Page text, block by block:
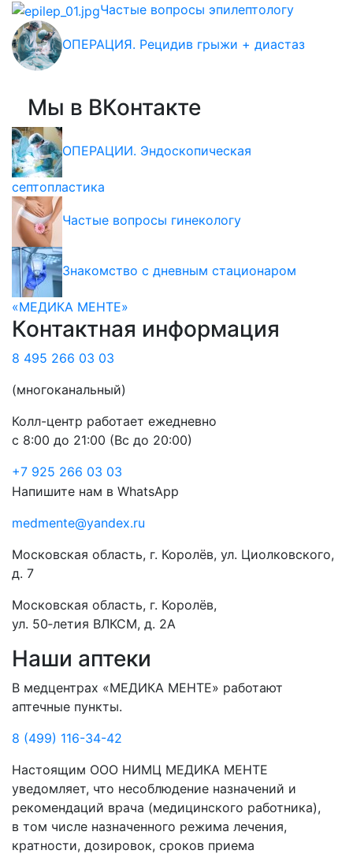
Частые вопросы эпилептологу
ОПЕРАЦИЯ. Рецидив грыжи + диастаз
Мы в ВКонтакте
ОПЕРАЦИИ. Эндоскопическая
септопластика
Частые вопросы гинекологу
Знакомство с дневным стационаром
«МЕДИКА МЕНТЕ»
Контактная информация
8 495 266 03 03
(многоканальный)
Колл-центр работает ежедневно
с 8:00 до 21:00 (Вс до 20:00)
+7 925 266 03 03
Напишите нам в WhatsApp
medmente@yandex.ru
Московская область, г. Королёв, ул. Циолковского,
д. 7
Московская область, г. Королёв,
ул. 50‑летия ВЛКСМ, д. 2А
Наши аптеки
В медцентрах «МЕДИКА МЕНТЕ» работают
аптечные пункты.
8 (499) 116-34-42
Настоящим ООО НИМЦ МЕДИКА МЕНТЕ
уведомляет, что несоблюдение назначений и
рекомендаций врача (медицинского работника),
в том числе назначенного режима лечения,
кратности, дозировок, сроков приема